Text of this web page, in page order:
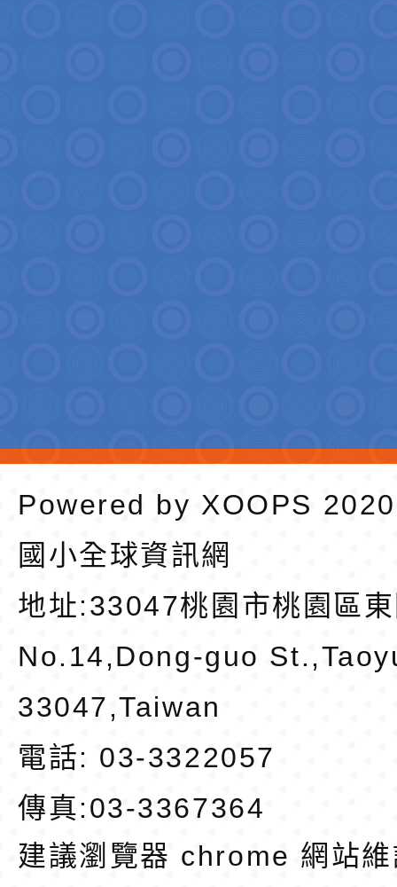
Powered by XOOPS
國小全球資訊網
地址:33047桃園市桃園區
No.14,Dong-guo
33047,Taiwan
電話: 03-3322057
傳真:03-3367364
建議瀏覽器 chrome 網站